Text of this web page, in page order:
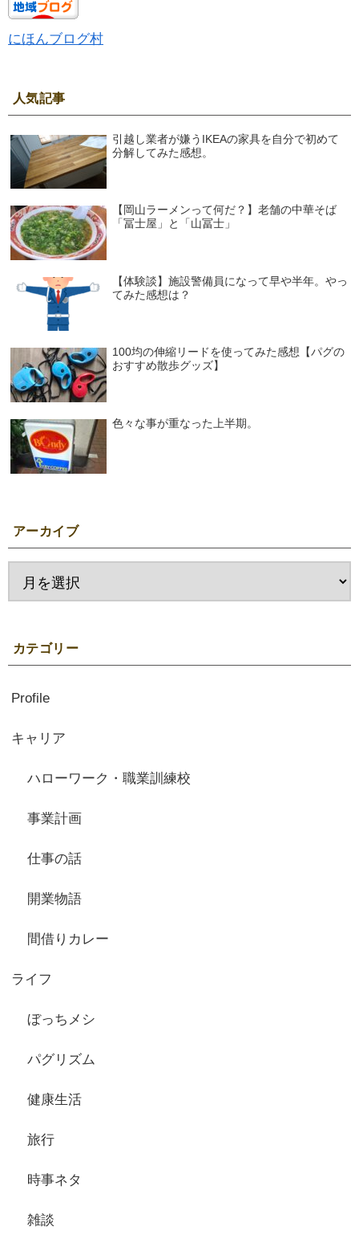
にほんブログ村
人気記事
引越し業者が嫌うIKEAの家具を自分で初めて
分解してみた感想。
【岡山ラーメンって何だ？】老舗の中華そば
「冨士屋」と「山冨士」
【体験談】施設警備員になって早や半年。やっ
てみた感想は？
100均の伸縮リードを使ってみた感想【パグの
おすすめ散歩グッズ】
色々な事が重なった上半期。
アーカイブ
カテゴリー
Profile
キャリア
ハローワーク・職業訓練校
事業計画
仕事の話
開業物語
間借りカレー
ライフ
ぼっちメシ
パグリズム
健康生活
旅行
時事ネタ
雑談